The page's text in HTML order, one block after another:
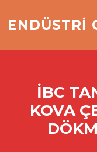
geçENDÜSTRİ
İBC
KOVA